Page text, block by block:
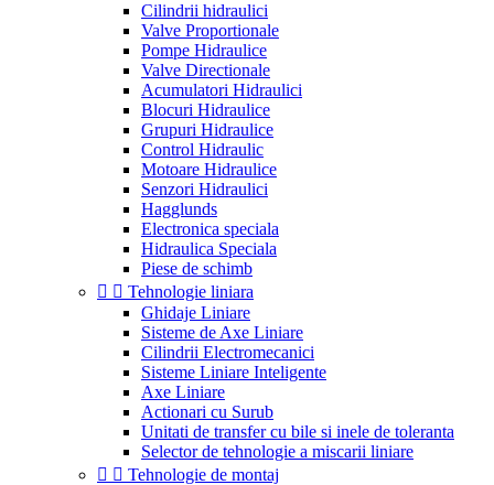
Cilindrii hidraulici
Valve Proportionale
Pompe Hidraulice
Valve Directionale
Acumulatori Hidraulici
Blocuri Hidraulice
Grupuri Hidraulice
Control Hidraulic
Motoare Hidraulice
Senzori Hidraulici
Hagglunds
Electronica speciala
Hidraulica Speciala
Piese de schimb
  Tehnologie liniara
Ghidaje Liniare
Sisteme de Axe Liniare
Cilindrii Electromecanici
Sisteme Liniare Inteligente
Axe Liniare
Actionari cu Surub
Unitati de transfer cu bile si inele de toleranta
Selector de tehnologie a miscarii liniare
  Tehnologie de montaj